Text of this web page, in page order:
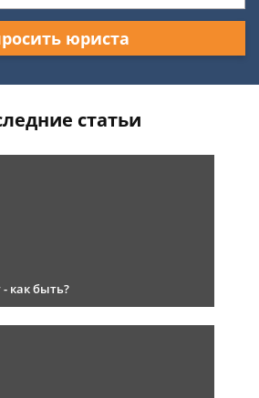
юриста
статьи
как быть?